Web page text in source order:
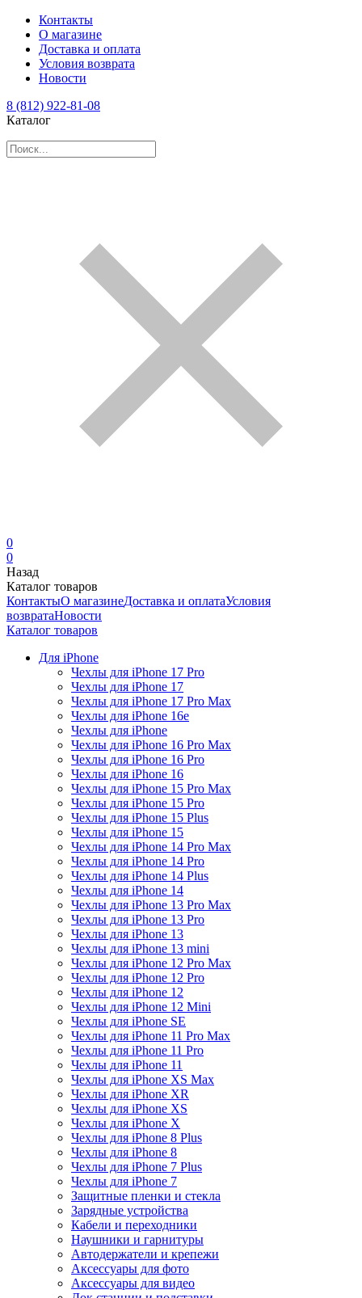
Контакты
О магазине
Доставка и оплата
Условия возврата
Новости
8 (812) 922-81-08
Каталог
0
0
Назад
Каталог товаров
КонтактыО магазинеДоставка и оплатаУсловия
возвратаНовости
Каталог товаров
Для iPhone
Чехлы для iPhone 17 Pro
Чехлы для iPhone 17
Чехлы для iPhone 17 Pro Max
Чехлы для iPhone 16e
Чехлы для iPhone
Чехлы для iPhone 16 Pro Max
Чехлы для iPhone 16 Pro
Чехлы для iPhone 16
Чехлы для iPhone 15 Pro Max
Чехлы для iPhone 15 Pro
Чехлы для iPhone 15 Plus
Чехлы для iPhone 15
Чехлы для iPhone 14 Pro Max
Чехлы для iPhone 14 Pro
Чехлы для iPhone 14 Plus
Чехлы для iPhone 14
Чехлы для iPhone 13 Pro Max
Чехлы для iPhone 13 Pro
Чехлы для iPhone 13
Чехлы для iPhone 13 mini
Чехлы для iPhone 12 Pro Max
Чехлы для iPhone 12 Pro
Чехлы для iPhone 12
Чехлы для iPhone 12 Mini
Чехлы для iPhone SE
Чехлы для iPhone 11 Pro Max
Чехлы для iPhone 11 Pro
Чехлы для iPhone 11
Чехлы для iPhone XS Max
Чехлы для iPhone XR
Чехлы для iPhone XS
Чехлы для iPhone X
Чехлы для iPhone 8 Plus
Чехлы для iPhone 8
Чехлы для iPhone 7 Plus
Чехлы для iPhone 7
Защитные пленки и стекла
Зарядные устройства
Кабели и переходники
Наушники и гарнитуры
Автодержатели и крепежи
Аксессуары для фото
Аксессуары для видео